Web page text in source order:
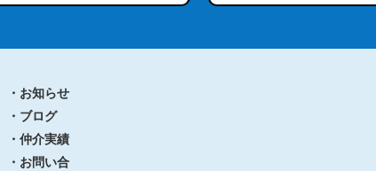
・お知らせ
・ブログ
・仲介実績
・お問い合